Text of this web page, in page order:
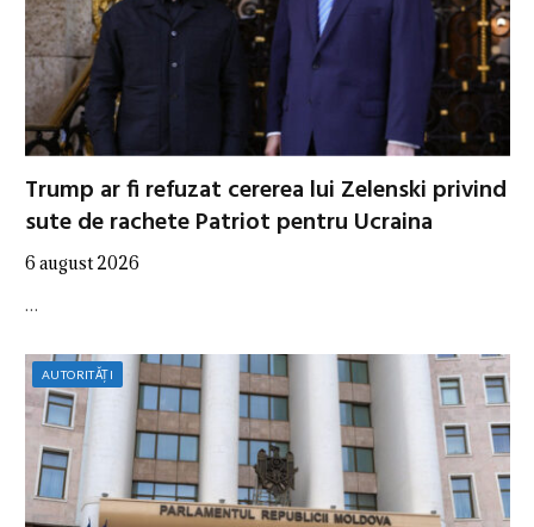
Trump ar fi refuzat cererea lui Zelenski privind
sute de rachete Patriot pentru Ucraina
6 august 2026
…
AUTORITĂȚI